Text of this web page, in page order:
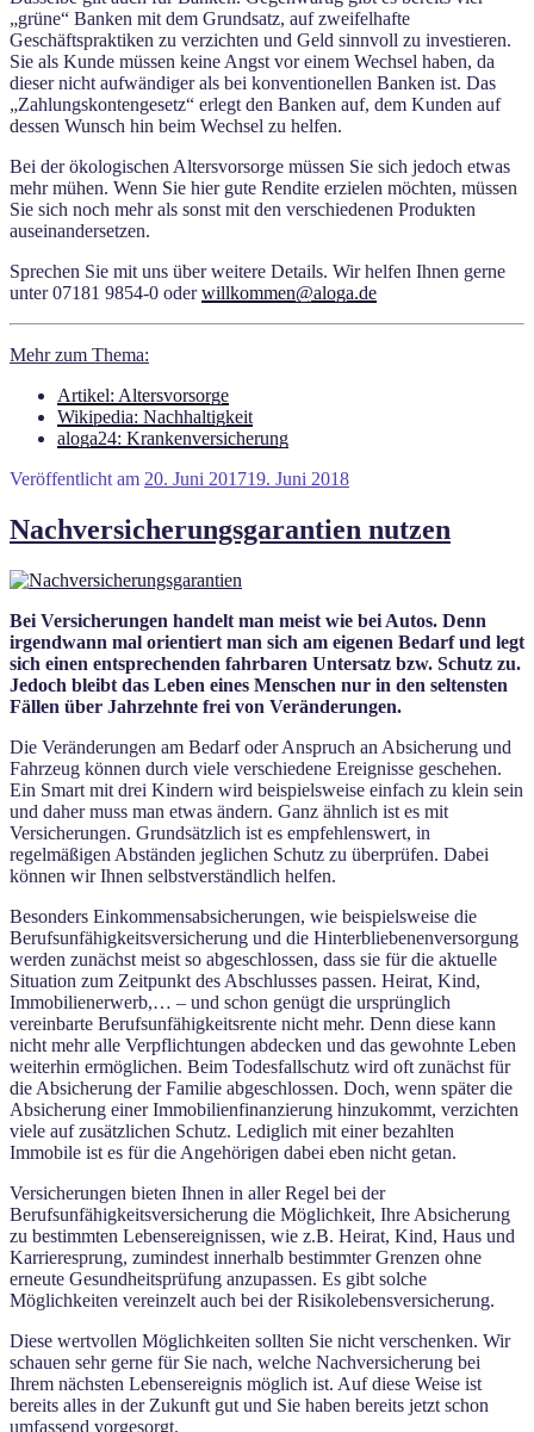
„grüne“ Banken mit dem Grundsatz, auf zweifelhafte
Geschäftspraktiken zu verzichten und Geld sinnvoll zu investieren.
Sie als Kunde müssen keine Angst vor einem Wechsel haben, da
dieser nicht aufwändiger als bei konventionellen Banken ist. Das
„Zahlungskontengesetz“ erlegt den Banken auf, dem Kunden auf
dessen Wunsch hin beim Wechsel zu helfen.
Bei der ökologischen Altersvorsorge müssen Sie sich jedoch etwas
mehr mühen. Wenn Sie hier gute Rendite erzielen möchten, müssen
Sie sich noch mehr als sonst mit den verschiedenen Produkten
auseinandersetzen.
Sprechen Sie mit uns über weitere Details. Wir helfen Ihnen gerne
unter 07181 9854-0 oderwillkommen@aloga.de
Mehr zum Thema:
Artikel: Altersvorsorge
Wikipedia: Nachhaltigkeit
aloga24: Krankenversicherung
Veröffentlicht am 20. Juni 201719. Juni 2018
Nachversicherungsgarantien nutzen
Bei Versicherungen handelt man meist wie bei Autos. Denn
irgendwann mal orientiert man sich am eigenen Bedarf und legt
sich einen entsprechenden fahrbaren Untersatz bzw. Schutz zu.
Jedoch bleibt das Leben eines Menschen nur in den seltensten
Fällen über Jahrzehnte frei von Veränderungen.
Die Veränderungen am Bedarf oder Anspruch an Absicherung und
Fahrzeug können durch viele verschiedene Ereignisse geschehen.
Ein Smart mit drei Kindern wird beispielsweise einfach zu klein sein
und daher muss man etwas ändern. Ganz ähnlich ist es mit
Versicherungen. Grundsätzlich ist es empfehlenswert, in
regelmäßigen Abständen jeglichen Schutz zu überprüfen. Dabei
können wir Ihnen selbstverständlich helfen.
Besonders Einkommensabsicherungen, wie beispielsweise die
Berufsunfähigkeitsversicherung und die Hinterbliebenenversorgung
werden zunächst meist so abgeschlossen, dass sie für die aktuelle
Situation zum Zeitpunkt des Abschlusses passen. Heirat, Kind,
Immobilienerwerb,… – und schon genügt die ursprünglich
vereinbarte Berufsunfähigkeitsrente nicht mehr. Denn diese kann
nicht mehr alle Verpflichtungen abdecken und das gewohnte Leben
weiterhin ermöglichen. Beim Todesfallschutz wird oft zunächst für
die Absicherung der Familie abgeschlossen. Doch, wenn später die
Absicherung einer Immobilienfinanzierung hinzukommt, verzichten
viele auf zusätzlichen Schutz. Lediglich mit einer bezahlten
Immobile ist es für die Angehörigen dabei eben nicht getan.
Versicherungen bieten Ihnen in aller Regel bei der
Berufsunfähigkeitsversicherung die Möglichkeit, Ihre Absicherung
zu bestimmten Lebensereignissen, wie z.B. Heirat, Kind, Haus und
Karrieresprung, zumindest innerhalb bestimmter Grenzen ohne
erneute Gesundheitsprüfung anzupassen. Es gibt solche
Möglichkeiten vereinzelt auch bei der Risikolebensversicherung.
Diese wertvollen Möglichkeiten sollten Sie nicht verschenken. Wir
schauen sehr gerne für Sie nach, welche Nachversicherung bei
Ihrem nächsten Lebensereignis möglich ist. Auf diese Weise ist
bereits alles in der Zukunft gut und Sie haben bereits jetzt schon
umfassend vorgesorgt.